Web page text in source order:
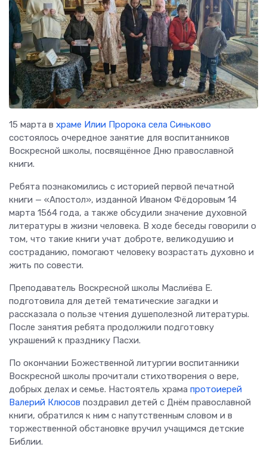
15 марта в храме Илии Пророка села Синьково
состоялось очередное занятие для воспитанников
Воскресной школы, посвящённое Дню православной
книги.
Ребята познакомились с историей первой печатной
книги — «Апостол», изданной Иваном Фёдоровым 14
марта 1564 года, а также обсудили значение духовной
литературы в жизни человека. В ходе беседы говорили о
том, что такие книги учат доброте, великодушию и
состраданию, помогают человеку возрастать духовно и
жить по совести.
Преподаватель Воскресной школы Маслиёва Е.
подготовила для детей тематические загадки и
рассказала о пользе чтения душеполезной литературы.
После занятия ребята продолжили подготовку
украшений к празднику Пасхи.
По окончании Божественной литургии воспитанники
Воскресной школы прочитали стихотворения о вере,
добрых делах и семье. Настоятель храма протоиерей
Валерий Клюсов поздравил детей с Днём православной
книги, обратился к ним с напутственным словом и в
торжественной обстановке вручил учащимся детские
Библии.